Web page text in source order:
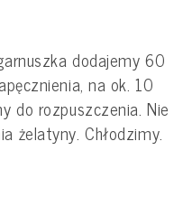
dodajemy 60
na ok. 10
do rozpuszczenia. Nie
żelatyny. Chłodzimy.